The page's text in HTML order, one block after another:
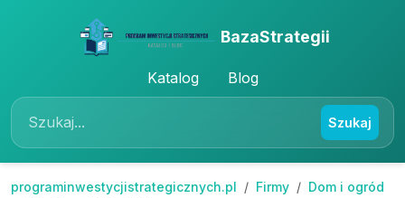
BazaStrategii
Katalog Blog
Szukaj
programinwestycjistrategicznych.pl Firmy
Dom i ogród